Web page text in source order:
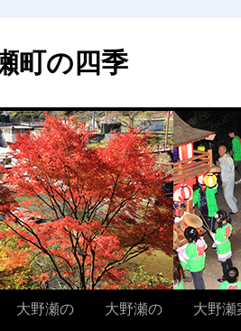
町の四季
大野瀬の
大野瀬の
大野瀬